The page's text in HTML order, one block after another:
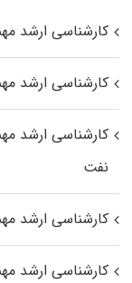
کارشناسی ارشد
کارشناسی ارشد
کارشناسی ارشد
نفت
کارشناسی ارشد
کارشناسی ارشد